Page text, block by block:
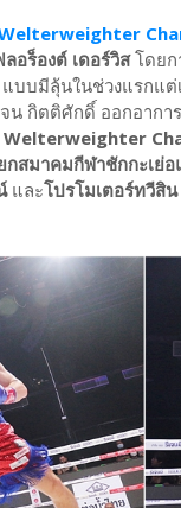
Welterweighter
ลอร็องต์ เดอร์วิสโดยก
บบมีลุ้นในช่วงแรกแ
น กิตติศักดิ์ ออกอาก
Welterweighter
สมาคมกีฬาชักกะเย่
และโปรโมเตอร์ทวีสิ